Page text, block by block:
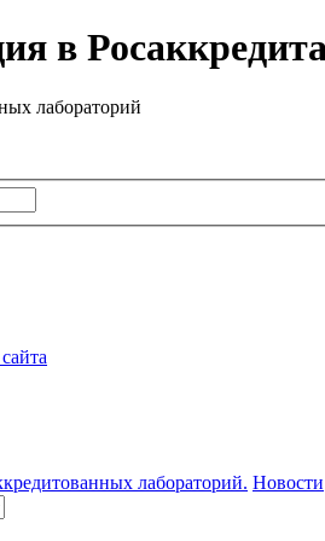
в
лабораторий
лабораторий. Новости